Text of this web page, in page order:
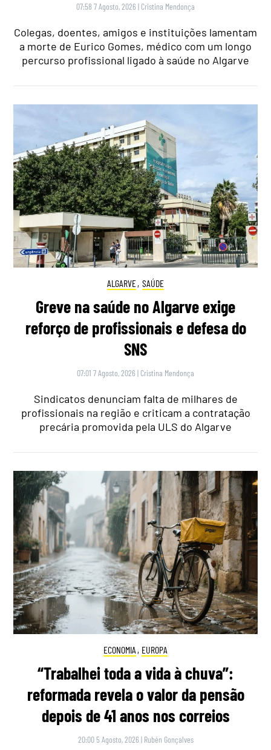
07:58 7 Agosto, 2026 | Cristina Mendonça
Colegas, doentes, amigos e instituições lamentam
a morte de Eurico Gomes, médico com um longo
percurso profissional ligado à saúde no Algarve
ALGARVE, SAÚDE
Greve na saúde no Algarve exige
reforço de profissionais e defesa do
SNS
07:01 7 Agosto, 2026 | Cristina Mendonça
Sindicatos denunciam falta de milhares de
profissionais na região e criticam a contratação
precária promovida pela ULS do Algarve
ECONOMIA , EUROPA
“Trabalhei toda a vida à chuva”:
reformada revela o valor da pensão
depois de 41 anos nos correios
20:00 5 Agosto, 2026 | Rubén Gonçalves